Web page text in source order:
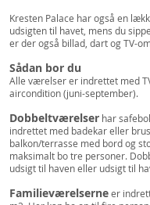
Kresten Palace har også en
udsigten til havet, mens du
er der også billad, dart og TV-
Sådan bor du
Alle værelser er indrettet med
aircondition (juni-september).
Dobbeltværelser har
indrettet med badekar eller
balkon/terrasse med bord og
maksimalt bo tre personer.
udsigt til haven eller udsigt til
Familieværelserneer